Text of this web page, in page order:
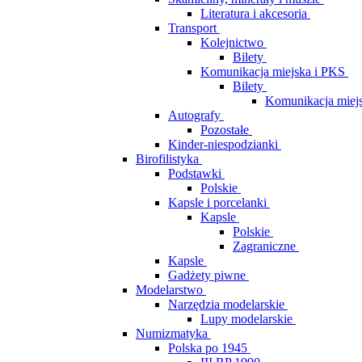
Literatura i akcesoria
Transport
Kolejnictwo
Bilety
Komunikacja miejska i PKS
Bilety
Komunikacja
Autografy
Pozostałe
Kinder-niespodzianki
Birofilistyka
Podstawki
Polskie
Kapsle i porcelanki
Kapsle
Polskie
Zagraniczne
Kapsle
Gadżety piwne
Modelarstwo
Narzędzia modelarskie
Lupy modelarskie
Numizmatyka
Polska po 1945